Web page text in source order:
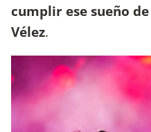
cumplir ese sueño
Vélez.